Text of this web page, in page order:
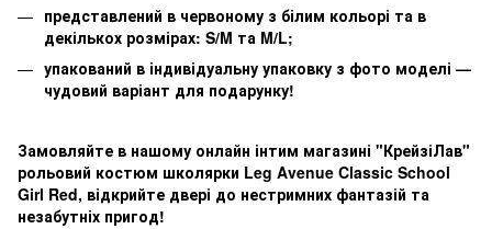
представлений в червоному з білим кольорі та в
декількох розмірах: S/M та M/L;
упакований в індивідуальну упаковку з фото моделі —
чудовий варіант для подарунку!
Замовляйте в нашому онлайн інтим магазині "КрейзіЛав"
рольовий костюм школярки Leg Avenue Classic School
Girl Red, відкрийте двері до нестримних фантазій та
незабутніх пригод!